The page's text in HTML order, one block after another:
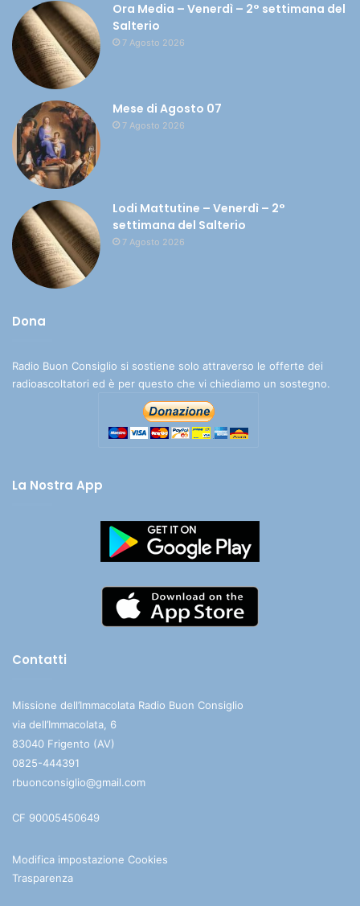
Ora Media – Venerdì – 2° settimana del
Salterio
7 Agosto 2026
Mese di Agosto 07
7 Agosto 2026
Lodi Mattutine – Venerdì – 2°
settimana del Salterio
7 Agosto 2026
Dona
Radio Buon Consiglio si sostiene solo attraverso le offerte dei
radioascoltatori ed è per questo che vi chiediamo un sostegno.
La Nostra App
Contatti
Missione dell’Immacolata Radio Buon Consiglio
via dell’Immacolata, 6
83040 Frigento (AV)
0825-444391
rbuonconsiglio@gmail.com
CF 90005450649
Modifica impostazione Cookies
Trasparenza